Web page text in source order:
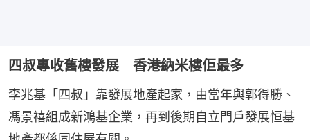
四叔專收舊樓發展 香港納米樓佢最多
李兆基「四叔」靠發展地產起家，由當年與郭得勝、
馮景禧組成新鴻基企業，再到後期自立門戶發展恒基